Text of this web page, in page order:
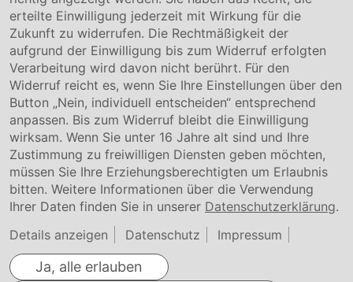
Garantiebedingungen
Zertifikate
Rechtliches
Impressum
AGB
Datenschutz
Cookie Einstellung
erteilte Einwilligung jederzeit mit Wirkung für die
Zukunft zu widerrufen. Die Rechtmäßigkeit der
aufgrund der Einwilligung bis zum Widerruf erfolgten
Verarbeitung wird davon nicht berührt. Für den
Widerruf reicht es, wenn Sie Ihre Einstellungen über den
Button „Nein, individuell entscheiden“ entsprechend
anpassen. Bis zum Widerruf bleibt die Einwilligung
wirksam. Wenn Sie unter 16 Jahre alt sind und Ihre
Zustimmung zu freiwilligen Diensten geben möchten,
müssen Sie Ihre Erziehungsberechtigten um Erlaubnis
bitten. Weitere Informationen über die Verwendung
Ihrer Daten finden Sie in unserer Datenschutzerklärung.
Details anzeigen
Datenschutz Impressum
Ja, alle erlauben